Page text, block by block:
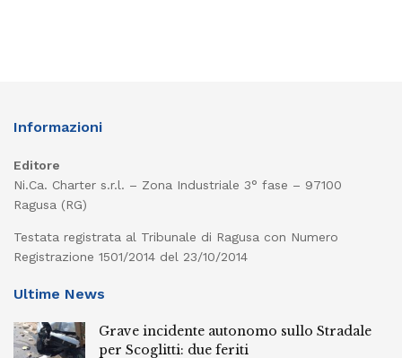
Informazioni
Editore
Ni.Ca. Charter s.r.l. – Zona Industriale 3° fase – 97100
Ragusa (RG)
Testata registrata al Tribunale di Ragusa con Numero
Registrazione 1501/2014 del 23/10/2014
Ultime News
Grave incidente autonomo sullo Stradale
per Scoglitti: due feriti